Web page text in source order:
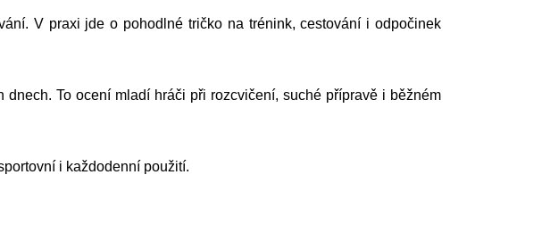
V praxi jde o pohodlné tričko na trénink, cestování i odpočinek
To ocení mladí hráči při rozcvičení, suché přípravě i běžném
i každodenní použití.